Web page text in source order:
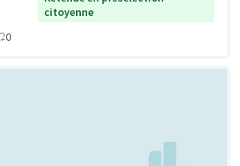
citoyenne
0